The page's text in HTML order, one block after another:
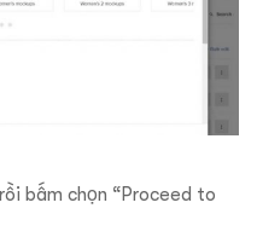
bấm chọn “Proceed to